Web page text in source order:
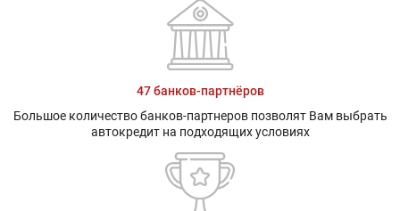
47 банков-партнёров
Большое количество банков-партнеров позволят Вам выбрать
автокредит на подходящих условиях